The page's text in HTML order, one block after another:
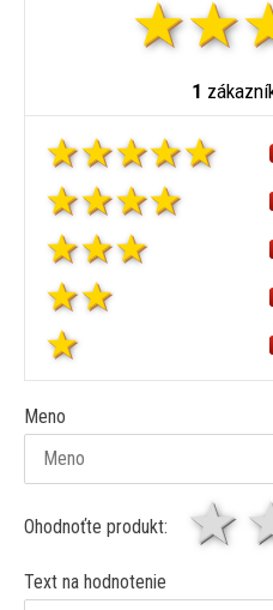
1
Meno
Ohodnoťte produkt:
Text na hodnotenie